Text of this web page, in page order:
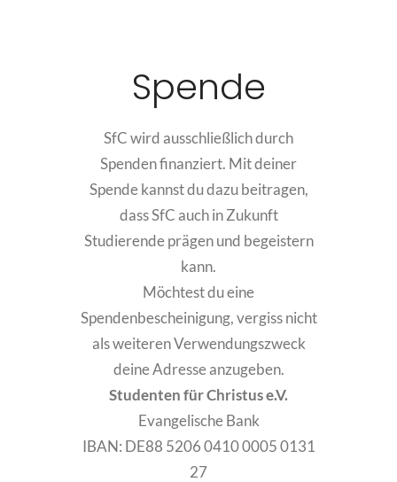
Spende
SfC wird ausschließlich durch
Spenden finanziert. Mit deiner
Spende kannst du dazu beitragen,
dass SfC auch in Zukunft
Studierende prägen und begeistern
kann.
Möchtest du eine
Spendenbescheinigung, vergiss nicht
als weiteren Verwendungszweck
deine Adresse anzugeben.
Studenten für Christus e.V.
Evangelische Bank
IBAN: DE88 5206 0410 0005 0131
27